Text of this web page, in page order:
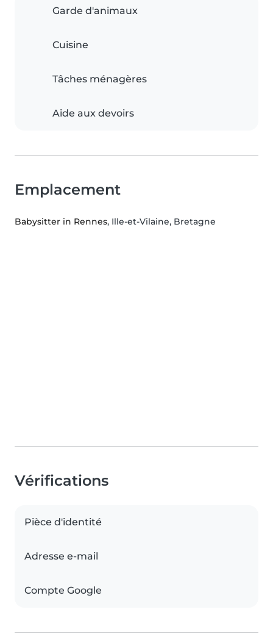
Garde d'animaux
Cuisine
Tâches ménagères
Aide aux devoirs
Emplacement
Babysitter in Rennes, Ille-et-Vilaine, Bretagne
Vérifications
Pièce d'identité
Adresse e-mail
Compte Google